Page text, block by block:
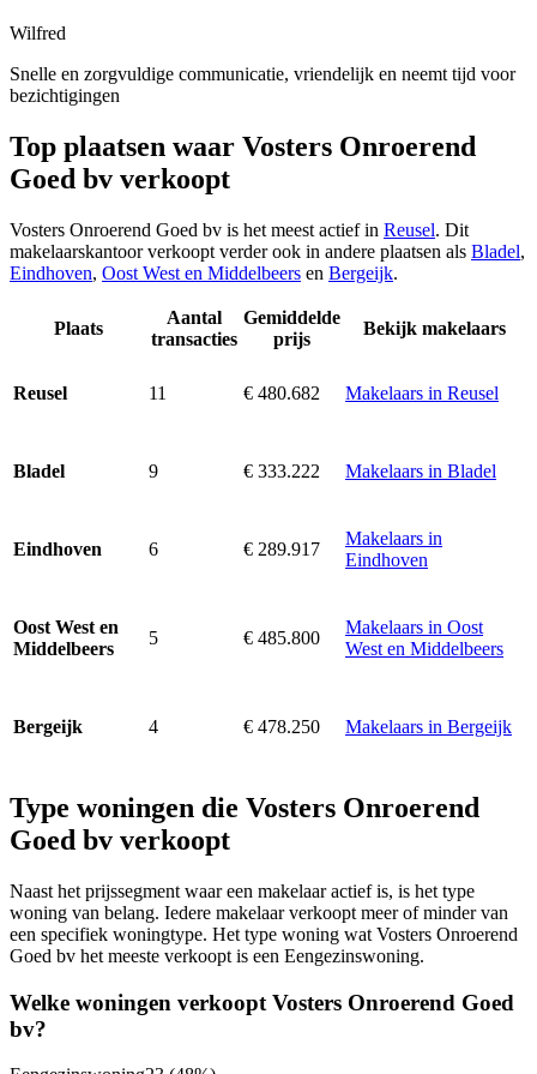
Wilfred
Snelle en zorgvuldige communicatie, vriendelijk en neemt tijd voor
bezichtigingen
Top plaatsen waar Vosters Onroerend
Goed bv verkoopt
Vosters Onroerend Goed bv is het meest actief in Reusel. Dit
makelaarskantoor verkoopt verder ook in andere plaatsen als Bladel,
Eindhoven, Oost West en Middelbeers en Bergeijk.
Plaats
Aantal
transacties
Gemiddelde
prijs
Bekijk makelaars
Reusel 11 € 480.682 Makelaars in Reusel
Bladel 9 € 333.222 Makelaars in Bladel
Eindhoven 6 € 289.917
Makelaars in
Eindhoven
Oost West en
Middelbeers
5 € 485.800
Makelaars in Oost
West en Middelbeers
Bergeijk 4 € 478.250 Makelaars in Bergeijk
Type woningen die Vosters Onroerend
Goed bv verkoopt
Naast het prijssegment waar een makelaar actief is, is het type
woning van belang. Iedere makelaar verkoopt meer of minder van
een specifiek woningtype. Het type woning wat Vosters Onroerend
Goed bv het meeste verkoopt is een Eengezinswoning.
Welke woningen verkoopt Vosters Onroerend Goed
bv?